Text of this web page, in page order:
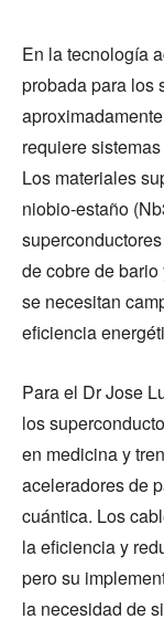
En la tecnología
probada para los
requiere
Los materiales
niobio-estaño
de cobre de
se necesitan
eficiencia
Para el Dr Jose
los
en medicina y
aceleradores de
cuántica. Los
la eficiencia y
pero su
la necesidad de